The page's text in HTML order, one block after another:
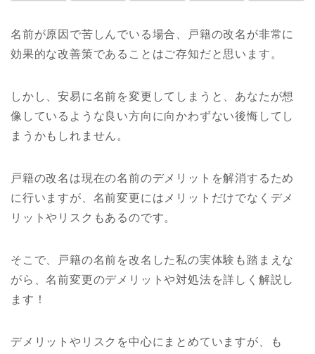
名前が原因で苦しんでいる場合、戸籍の改名が非常に
効果的な改善策であることはご存知だと思います。
しかし、安易に名前を変更してしまうと、あなたが想
像しているような良い方向に向かわずない後悔してし
まうかもしれません。
戸籍の改名は現在の名前のデメリットを解消するため
に行いますが、名前変更にはメリットだけでなくデメ
リットやリスクもあるのです。
そこで、戸籍の名前を改名した私の実体験も踏まえな
がら、名前変更のデメリットや対処法を詳しく解説し
ます！
デメリットやリスクを中心にまとめていますが、も